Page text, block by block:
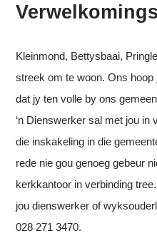
Kleinmond, Bettysbaai,
streek om te woon. Ons
dat jy ten volle by ons
‘n Dienswerker sal met jou in
die inskakeling in die
rede nie gou genoeg gebeur
kerkkantoor in verbinding
jou dienswerker of
028 271 3470.